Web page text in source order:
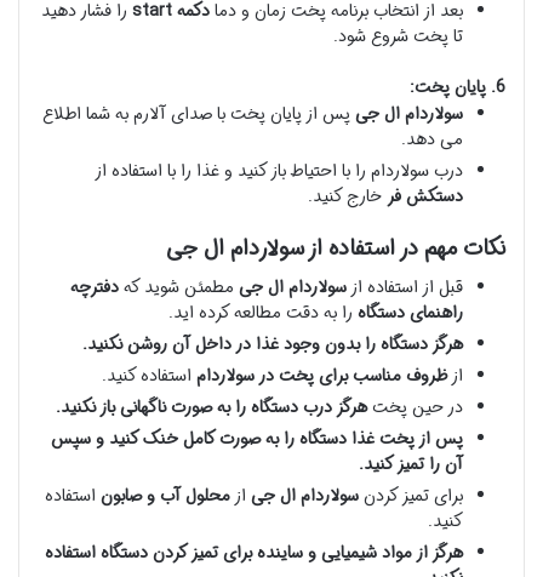
بعد از انتخاب برنامه پخت زمان و دمادکمه start
را فشار دهید
تا پخت شروع شود.
6. پایان پخت:
سولاردام ال جیپس از پایان پخت با صدای آلارم به شما اطلاع
می دهد.
درب سولاردام را با احتیاط باز کنید و غذا را با استفاده از
دستکش فر خارج کنید.
نکات مهم در استفاده از سولاردام ال جی
قبل از استفاده ازسولاردام ال جی مطمئن شوید کهدفترچه
راهنمای دستگاه را به دقت مطالعه کرده اید.
هرگز دستگاه را بدون وجود غذا در داخل آن روشن نکنید.
ازظروف مناسب برای پخت در سولاردام استفاده کنید.
در حین پختهرگز درب دستگاه را به صورت ناگهانی باز نکنید.
پس از پخت غذا دستگاه را به صورت کامل خنک کنید و سپس
آن را تمیز کنید.
برای تمیز کردنسولاردام ال جی ازمحلول آب و صابون استفاده
کنید.
هرگز از مواد شیمیایی و ساینده برای تمیز کردن دستگاه استفاده